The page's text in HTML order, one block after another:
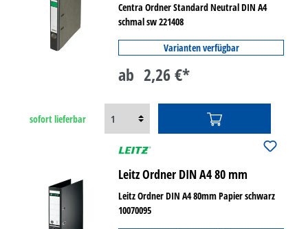
Centra Ordner Standard Neutral DIN A4
schmal sw 221408
Varianten verfügbar
ab 2,26 €*
sofort lieferbar
Leitz Ordner DIN A4 80 mm
Leitz Ordner DIN A4 80mm Papier schwarz
10070095